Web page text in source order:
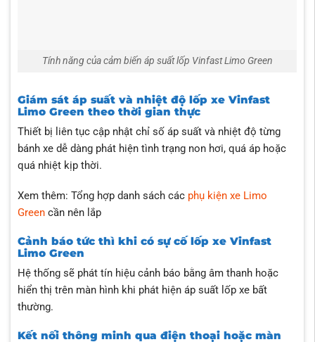
Tính năng của cảm biến áp suất lốp Vinfast Limo Green
Giám sát áp suất và nhiệt độ lốp xe Vinfast
Limo Green theo thời gian thực
Thiết bị liên tục cập nhật chỉ số áp suất và nhiệt độ từng
bánh xe dễ dàng phát hiện tình trạng non hơi, quá áp hoặc
quá nhiệt kịp thời.
Xem thêm: Tổng hợp danh sách các phụ kiện xe Limo
Greencần nên lắp
Cảnh báo tức thì khi có sự cố lốp xe Vinfast
Limo Green
Hệ thống sẽ phát tín hiệu cảnh báo bằng âm thanh hoặc
hiển thị trên màn hình khi phát hiện áp suất lốp xe bất
thường.
Kết nối thông minh qua điện thoại hoặc màn